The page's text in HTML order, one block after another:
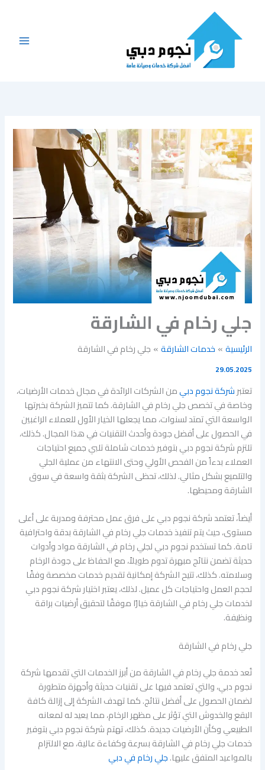
المحتوى
جلي رخام في الشارقة
الرئيسية خدمات الشارقة جلي رخام في الشارقة
29.05.2025
تعتبرشركة نجوم دبيمن الشركات الرائدة في مجال خدمات الأرضيات،
وخاصة في تخصص جلي رخام في الشارقة. كما تتميز الشركة بخبرتها
الواسعة التي تمتد لسنوات، مما يجعلها الخيار الأول للعملاء الراغبين
في الحصول على أفضل جودة وأحدث التقنيات في هذا المجال. كذلك،
تلتزم شركة نجوم دبي بتوفير خدمات شاملة تلبي جميع احتياجات
العملاء بدءاً من الفحص الأولي وحتى الانتهاء من عملية الجلي
والتلميع بشكل مثالي. لذلك، تحظى الشركة بثقة واسعة في سوق
الشارقة ومحيطها.
أيضاً، تعتمد شركة نجوم دبي على فرق عمل محترفة ومدربة على أعلى
مستوى، حيث يتم تنفيذ خدمات جلي رخام في الشارقة بدقة واحترافية
تامة. كما تستخدم نجوم دبي لجلي رخام في الشارقة مواد وأدوات
حديثة تضمن نتائج مبهرة تدوم طويلاً، مع الحفاظ على جودة الرخام
وسلامته. كذلك، تتيح الشركة إمكانية تقديم خدمات مخصصة وفقًا
لحجم العمل واحتياجات كل عميل. لذلك، يعتبر اختيار شركة نجوم دبي
لخدمات جلي رخام في الشارقة خيارًا موفقًا لتحقيق أرضيات براقة
ونظيفة.
جلي رخام في الشارقة
تُعد خدمة جلي رخام في الشارقة من أبرز الخدمات التي تقدمها شركة
نجوم دبي، والتي تعتمد فيها على تقنيات حديثة وأجهزة متطورة
لضمان الحصول على أفضل نتائج. كما تهدف الشركة إلى إزالة كافة
البقع والخدوش التي تؤثر على مظهر الرخام، مما يعيد له لمعانه
الطبيعي وكأن الأرضيات جديدة. كذلك، تهتم شركة نجوم دبي بتوفير
خدمات جلي رخام في الشارقة بسرعة وكفاءة عالية، مع الالتزام
بالمواعيد المتفق عليها.جلي رخام في دبي